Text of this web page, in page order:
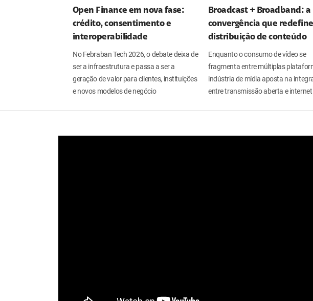
Open Finance em nova fase:
crédito, consentimento e
interoperabilidade
No Febraban Tech 2026, o debate deixa de
ser a infraestrutura e passa a ser a
geração de valor para clientes, instituições
e novos modelos de negócio
Broadcast + Broadband: a
convergência que
distribuição de conteúdo
Enquanto o consumo de vídeo se
fragmenta entre múltiplas
indústria de mídia aposta na
entre transmissão aberta e internet